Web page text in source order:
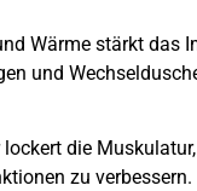
Wärme stärkt das
und
die
zu verbessern.